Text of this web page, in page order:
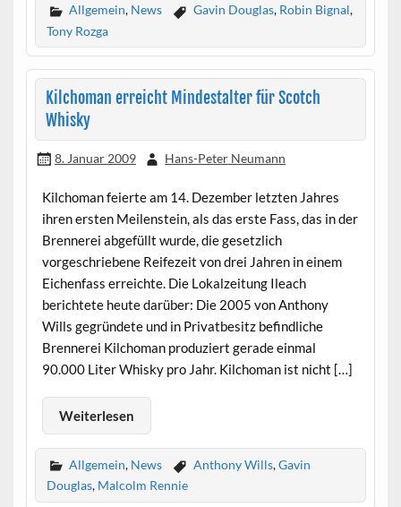
Allgemein, News Gavin Douglas, Robin Bignal,
Tony Rozga
Kilchoman erreicht Mindestalter für Scotch
Whisky
8. Januar 2009 Hans-Peter Neumann
Kilchoman feierte am 14. Dezember letzten Jahres
ihren ersten Meilenstein, als das erste Fass, das in der
Brennerei abgefüllt wurde, die gesetzlich
vorgeschriebene Reifezeit von drei Jahren in einem
Eichenfass erreichte. Die Lokalzeitung Ileach
berichtete heute darüber: Die 2005 von Anthony
Wills gegründete und in Privatbesitz befindliche
Brennerei Kilchoman produziert gerade einmal
90.000 Liter Whisky pro Jahr. Kilchoman ist nicht […]
Weiterlesen
Allgemein, News Anthony Wills,Gavin
Douglas, Malcolm Rennie